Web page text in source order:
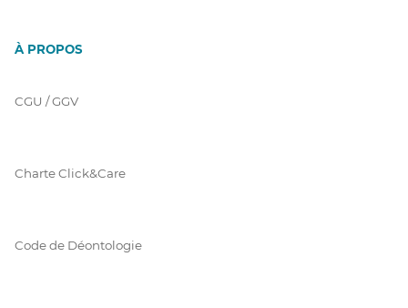
À PROPOS
CGU / GGV
Charte Click&Care
Code de Déontologie